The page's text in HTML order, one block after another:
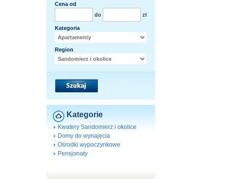
Cena od
do
zł
Kategoria
Region
Kategorie
Kwatery Sandomierz i okolice
Domy do wynajęcia
Ośrodki wypoczynkowe
Pensjonaty